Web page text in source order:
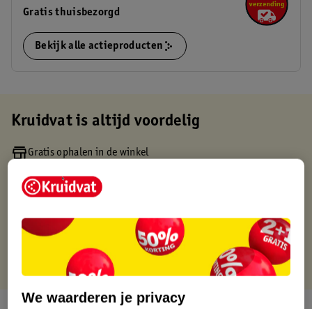
Gratis thuisbezorgd
Bekijk alle actieproducten
Kruidvat is altijd voordelig
Gratis ophalen in de winkel
Gratis thuisbezorgd vanaf 50.00
Gratis punten met je Kruidvat kaart
We waarderen je privacy